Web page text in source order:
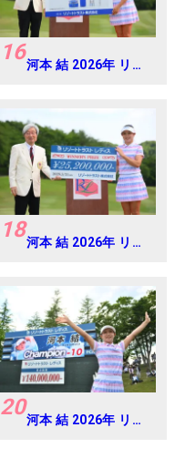
16河本 結 2026年 リゾ
18河本 結 2026年 リゾ
20河本 結 2026年 リゾ